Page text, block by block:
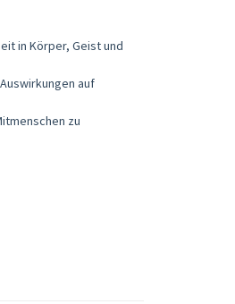
in Körper, Geist und
auf
zu